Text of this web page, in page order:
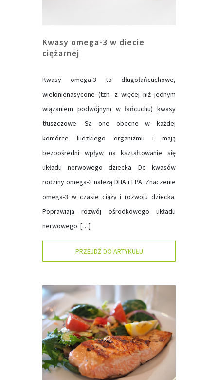
Kwasy omega-3 w diecie
ciężarnej
Kwasy omega-3 to długołańcuchowe,
wielonienasycone (tzn. z więcej niż jednym
wiązaniem podwójnym w łańcuchu) kwasy
tłuszczowe. Są one obecne w każdej
komórce ludzkiego organizmu i mają
bezpośredni wpływ na kształtowanie się
układu nerwowego dziecka. Do kwasów
rodziny omega-3 należą DHA i EPA. Znaczenie
omega-3 w czasie ciąży i rozwoju dziecka:
Poprawiają rozwój ośrodkowego układu
nerwowego […]
PRZEJDŹ DO ARTYKUŁU